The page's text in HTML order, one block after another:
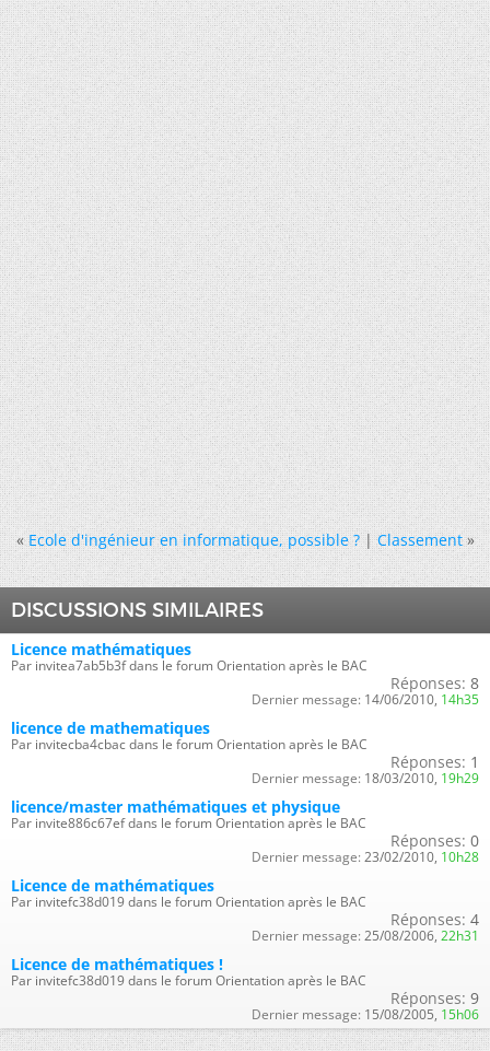
« Ecole d'ingénieur en informatique, possible ?|Classement »
DISCUSSIONS SIMILAIRES
Licence mathématiques
Par invitea7ab5b3f dans le forum Orientation après le BAC
Réponses: 8
Dernier message: 14/06/2010, 14h35
licence de mathematiques
Par invitecba4cbac dans le forum Orientation après le BAC
Réponses: 1
Dernier message: 18/03/2010, 19h29
licence/master mathématiques et physique
Par invite886c67ef dans le forum Orientation après le BAC
Réponses: 0
Dernier message: 23/02/2010, 10h28
Licence de mathématiques
Par invitefc38d019 dans le forum Orientation après le BAC
Réponses: 4
Dernier message: 25/08/2006, 22h31
Licence de mathématiques !
Par invitefc38d019 dans le forum Orientation après le BAC
Réponses: 9
Dernier message: 15/08/2005, 15h06